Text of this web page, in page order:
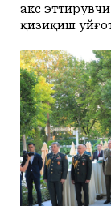
акс
қизиқиш